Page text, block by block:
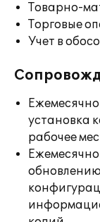
Товарно-
Торговые
Учет в
установка
рабочее